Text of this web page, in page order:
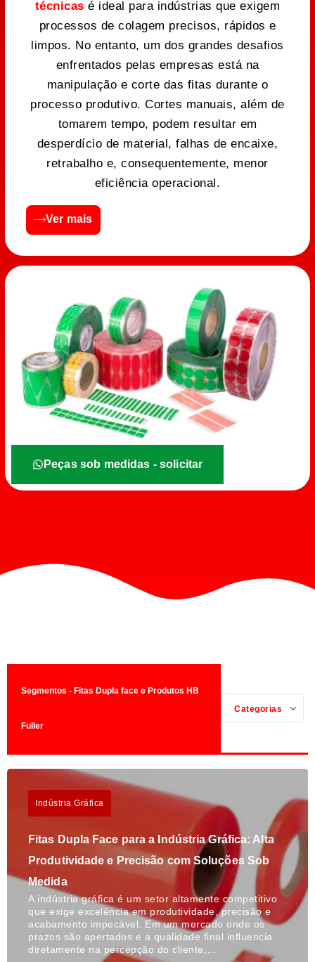
técnicas é ideal para indústrias que exigem
processos de colagem precisos, rápidos e
limpos. No entanto, um dos grandes desafios
enfrentados pelas empresas está na
manipulação e corte das fitas durante o
processo produtivo. Cortes manuais, além de
tomarem tempo, podem resultar em
desperdício de material, falhas de encaixe,
retrabalho e, consequentemente, menor
eficiência operacional.
Ver mais
Peças sob medidas - solicitar
Segmentos - Fitas Dupla face e Produtos HB
Fuller
Categorias
Indústria Gráfica
Fitas Dupla Face para a Indústria Gráfica: Alta
Produtividade e Precisão com Soluções Sob
Medida
A indústria gráfica é um setor altamente competitivo
que exige excelência em produtividade, precisão e
acabamento impecável. Em um mercado onde os
prazos são apertados e a qualidade final influencia
diretamente na percepção do cliente,…